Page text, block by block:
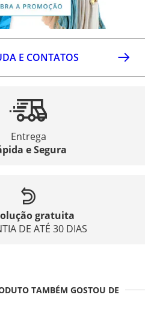
E CONTATOS
Entrega
e Segura
gratuita
DE ATÉ 30 DIAS
TAMBÉM GOSTOU DE